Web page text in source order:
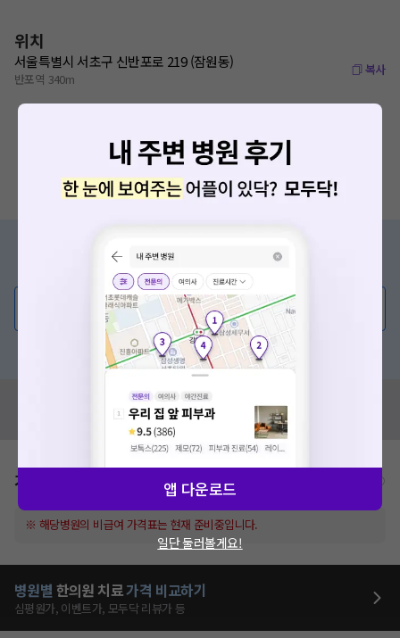
위치
서울특별시 서초구 신반포로 219 (잠원동)
반포역 340m
복사
증상/치료, 궁금한 점이 있나요?
의사가 직접 답해드려요!
💬 무엇이든 물어보세요
혹은, 의료상담 서비스에 다양한 게시글 보러가기
혹시 잘못된 병원정보가 있나요?
모두닥 팀에 알려주세요!
가격표
※ 해당병원의 비급여 가격표는 현재 준비중입니다.
병원별 한의원 치료가격 비교하기
심평원가, 이벤트가, 모두닥 리뷰가 등
앱 다운로드
일단 둘러볼게요!